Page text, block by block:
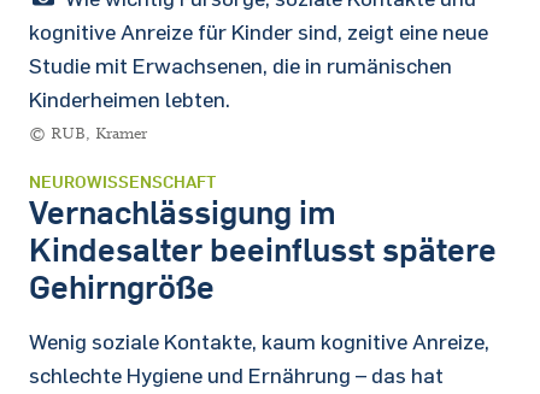
kognitive Anreize für Kinder sind, zeigt eine neue
Studie mit Erwachsenen, die in rumänischen
Kinderheimen lebten.
© RUB, Kramer
NEUROWISSENSCHAFT
Vernachlässigung im
Kindesalter beeinflusst spätere
Gehirngröße
Wenig soziale Kontakte, kaum kognitive Anreize,
schlechte Hygiene und Ernährung – das hat